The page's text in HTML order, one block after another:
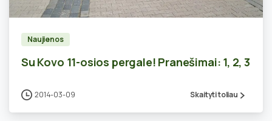
Naujienos
Su Kovo 11-osios pergale! Pranešimai: 1, 2, 3
2014-03-09 Skaityti toliau